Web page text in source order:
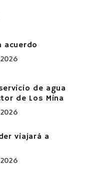
acuerdo
de agua
de Los Mina
viajará a